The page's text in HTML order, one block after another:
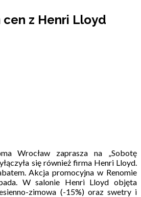
z Henri Lloyd
Wrocław zaprasza na „Sobotę
się również firma Henri Lloyd.
Akcja promocyjna w Renomie
W salonie Henri Lloyd objęta
zimowa (-15%) oraz swetry i